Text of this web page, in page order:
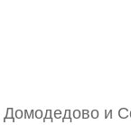
Домодедово и